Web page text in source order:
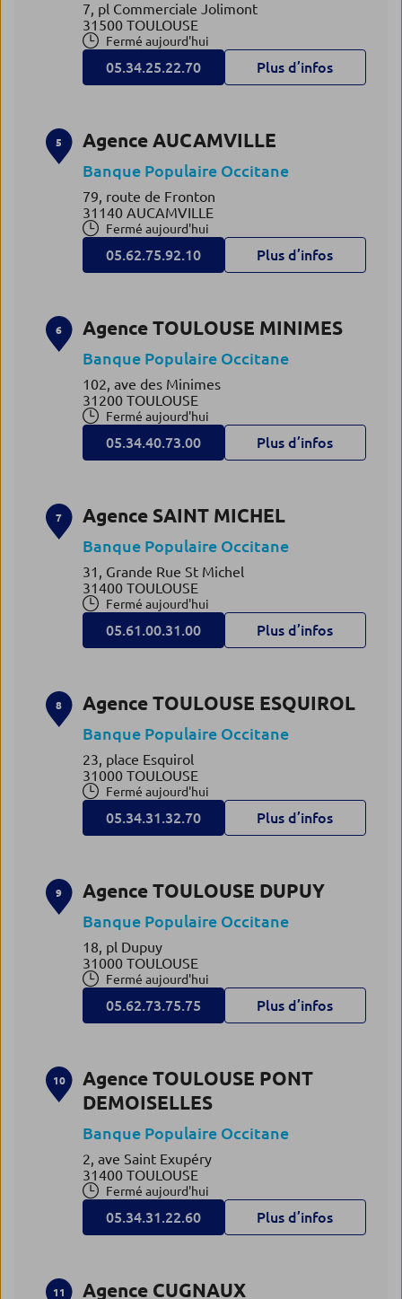
7, pl Commerciale Jolimont
31500 TOULOUSE
Fermé aujourd'hui
05.34.25.22.70 Plus d’infos
5 Agence AUCAMVILLE
Banque Populaire Occitane
79, route de Fronton
31140 AUCAMVILLE
Fermé aujourd'hui
05.62.75.92.10 Plus d’infos
6 Agence TOULOUSE MINIMES
Banque Populaire Occitane
102, ave des Minimes
31200 TOULOUSE
Fermé aujourd'hui
05.34.40.73.00 Plus d’infos
7 Agence SAINT MICHEL
Banque Populaire Occitane
31, Grande Rue St Michel
31400 TOULOUSE
Fermé aujourd'hui
05.61.00.31.00 Plus d’infos
8 Agence TOULOUSE ESQUIROL
Banque Populaire Occitane
23, place Esquirol
31000 TOULOUSE
Fermé aujourd'hui
05.34.31.32.70 Plus d’infos
9 Agence TOULOUSE DUPUY
Banque Populaire Occitane
18, pl Dupuy
31000 TOULOUSE
Fermé aujourd'hui
05.62.73.75.75 Plus d’infos
10
Agence TOULOUSE PONT
DEMOISELLES
Banque Populaire Occitane
2, ave Saint Exupéry
31400 TOULOUSE
Fermé aujourd'hui
05.34.31.22.60 Plus d’infos
11 Agence CUGNAUX